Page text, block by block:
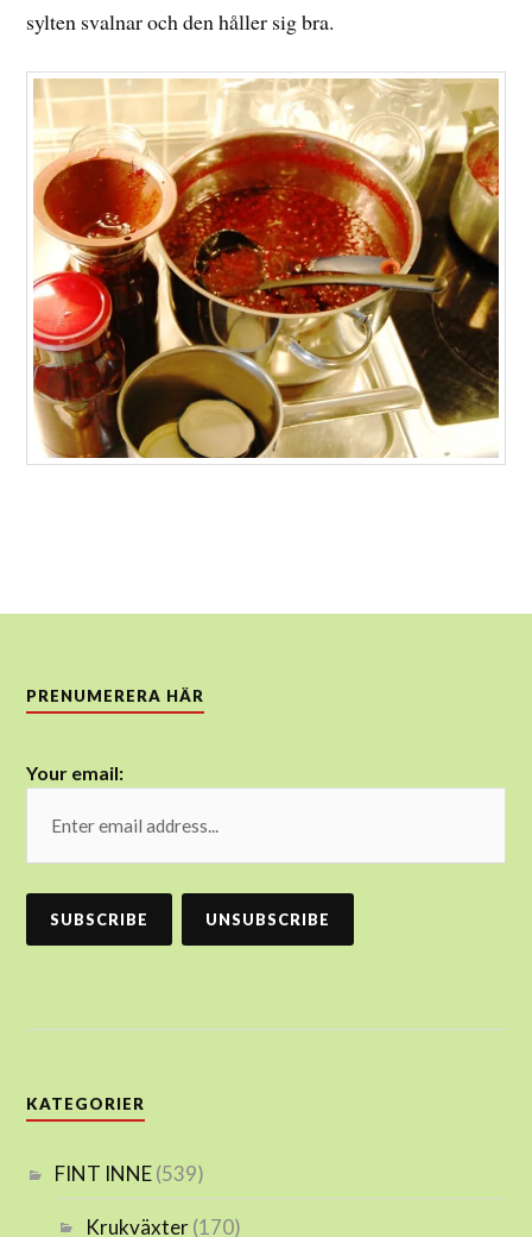
sylten svalnar och den håller sig bra.
PRENUMERERA HÄR
Your email:
KATEGORIER
FINT INNE(539)
Krukväxter(170)